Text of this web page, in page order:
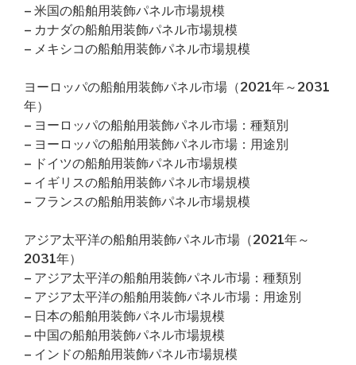
– 米国の船舶用装飾パネル市場規模
– カナダの船舶用装飾パネル市場規模
– メキシコの船舶用装飾パネル市場規模
ヨーロッパの船舶用装飾パネル市場（2021年～2031
年）
– ヨーロッパの船舶用装飾パネル市場：種類別
– ヨーロッパの船舶用装飾パネル市場：用途別
– ドイツの船舶用装飾パネル市場規模
– イギリスの船舶用装飾パネル市場規模
– フランスの船舶用装飾パネル市場規模
アジア太平洋の船舶用装飾パネル市場（2021年～
2031年）
– アジア太平洋の船舶用装飾パネル市場：種類別
– アジア太平洋の船舶用装飾パネル市場：用途別
– 日本の船舶用装飾パネル市場規模
– 中国の船舶用装飾パネル市場規模
– インドの船舶用装飾パネル市場規模